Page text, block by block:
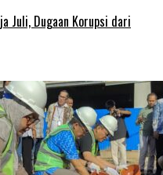
Juli, Dugaan Korupsi dari